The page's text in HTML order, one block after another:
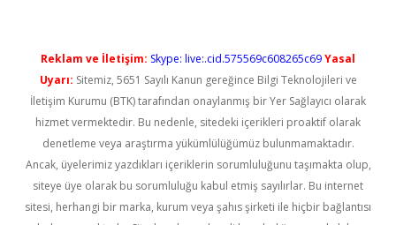
Reklam ve İletişim: Skype: live:.cid.575569c608265c69Yasal
Uyarı: Sitemiz, 5651 Sayılı Kanun gereğince Bilgi Teknolojileri ve
İletişim Kurumu (BTK) tarafından onaylanmış bir Yer Sağlayıcı olarak
hizmet vermektedir. Bu nedenle, sitedeki içerikleri proaktif olarak
denetleme veya araştırma yükümlülüğümüz bulunmamaktadır.
Ancak, üyelerimiz yazdıkları içeriklerin sorumluluğunu taşımakta olup,
siteye üye olarak bu sorumluluğu kabul etmiş sayılırlar. Bu internet
sitesi, herhangi bir marka, kurum veya şahıs şirketi ile hiçbir bağlantısı